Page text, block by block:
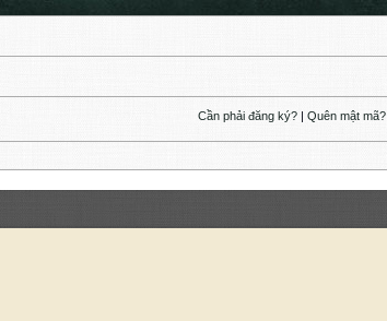
Cần phải đăng ký? | Quên mật mã?